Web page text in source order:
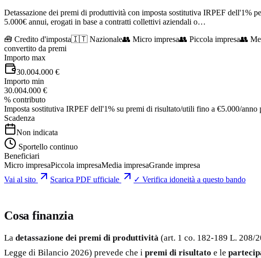
Detassazione dei premi di produttività con imposta sostitutiva IRPEF dell'1%
5.000€ annui, erogati in base a contratti collettivi aziendali o…
🧰 Credito d'imposta🇮🇹 Nazionale👥 Micro impresa👥 Piccola impresa👥
convertito da premi
Importo max
30.004.000 €
Importo min
30.004.000 €
% contributo
Imposta sostitutiva IRPEF dell'1% su premi di risultato/utili fino a €5.000/
Scadenza
Non indicata
Sportello continuo
Beneficiari
Micro impresaPiccola impresaMedia impresaGrande impresa
Vai al sito
Scarica PDF ufficiale ✓ Verifica idoneità a questo bando
Cosa finanzia
La detassazione dei premi di produttività (art. 1 co. 182-189 L. 208/
Legge di Bilancio 2026) prevede che i premi di risultato e le